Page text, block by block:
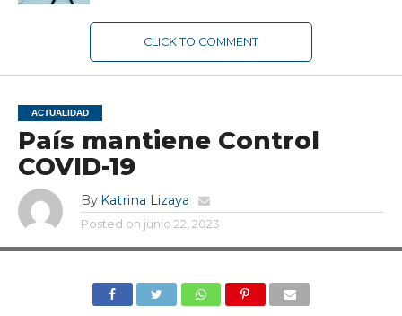
CLICK TO COMMENT
ACTUALIDAD
País mantiene Control
COVID-19
By Katrina Lizaya
Posted on junio 22, 2023